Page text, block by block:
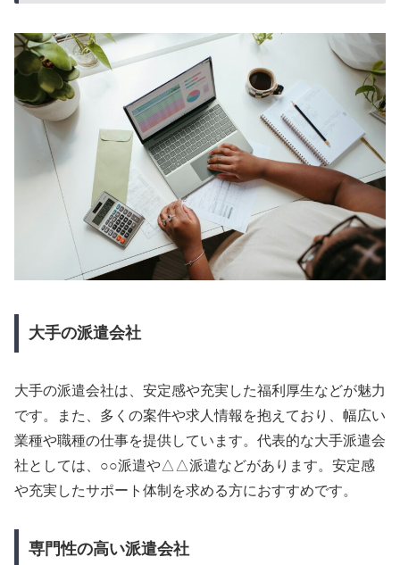
大手の派遣会社
大手の派遣会社は、安定感や充実した福利厚生などが魅力
です。また、多くの案件や求人情報を抱えており、幅広い
業種や職種の仕事を提供しています。代表的な大手派遣会
社としては、○○派遣や△△派遣などがあります。安定感
や充実したサポート体制を求める方におすすめです。
専門性の高い派遣会社